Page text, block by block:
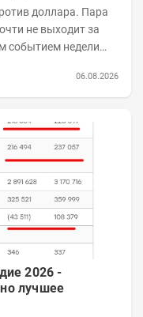
доллара. Пара
не выходит за
06.08.2026
2026 -
лучшее